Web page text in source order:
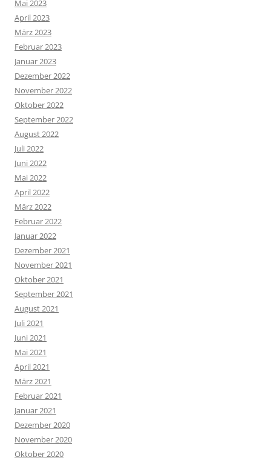
Mai 2023
April 2023
März 2023
Februar 2023
Januar 2023
Dezember 2022
November 2022
Oktober 2022
September 2022
August 2022
Juli 2022
Juni 2022
Mai 2022
April 2022
März 2022
Februar 2022
Januar 2022
Dezember 2021
November 2021
Oktober 2021
September 2021
August 2021
Juli 2021
Juni 2021
Mai 2021
April 2021
März 2021
Februar 2021
Januar 2021
Dezember 2020
November 2020
Oktober 2020